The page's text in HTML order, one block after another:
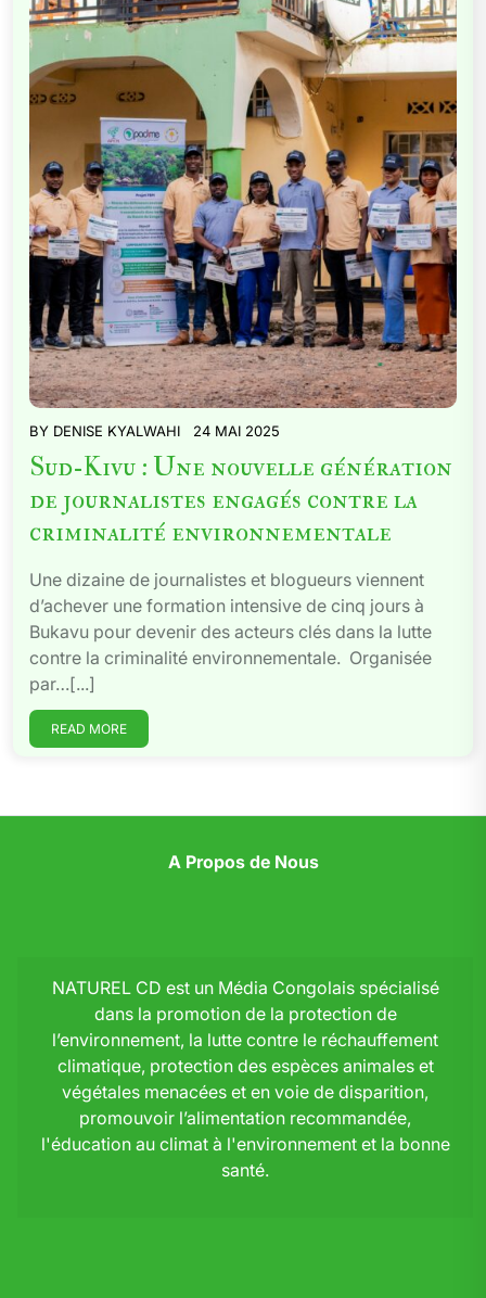
BY DENISE KYALWAHI 24 MAI 2025
Sud-Kivu : Une nouvelle génération
de journalistes engagés contre la
criminalité environnementale
Une dizaine de journalistes et blogueurs viennent
d’achever une formation intensive de cinq jours à
Bukavu pour devenir des acteurs clés dans la lutte
contre la criminalité environnementale. Organisée
par…[...]
READ MORE
A Propos de Nous
NATUREL CD est un Média Congolais spécialisé
dans la promotion de la protection de
l’environnement, la lutte contre le réchauffement
climatique, protection des espèces animales et
végétales menacées et en voie de disparition,
promouvoir l’alimentation recommandée,
l'éducation au climat à l'environnement et la bonne
santé.